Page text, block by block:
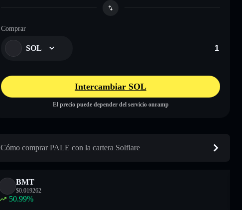
Comprar
SOL
Intercambiar SOL
El precio puede depender del servicio onramp
Cómo comprar PALE con la cartera Solflare
BMT
$0.019262
50.99%